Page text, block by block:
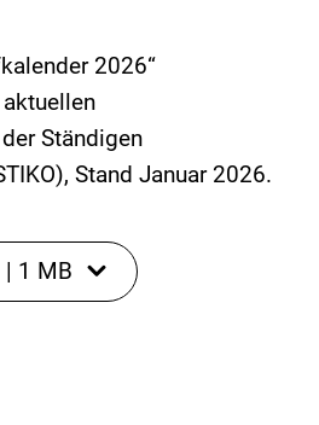
2026“
Ständigen
Stand Januar 2026.
| 1 MB